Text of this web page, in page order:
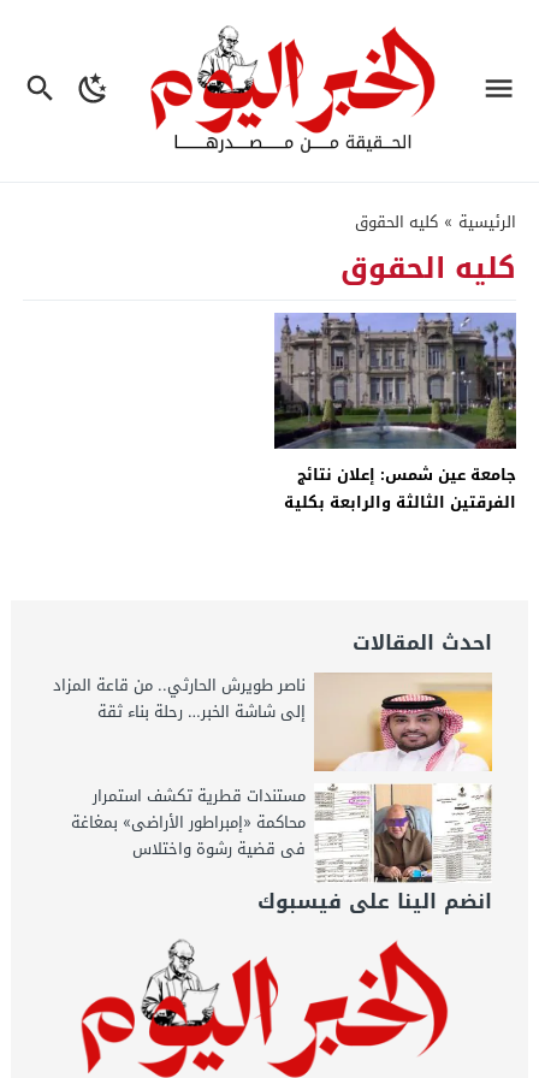
الرئيسية » كليه الحقوق
كليه الحقوق
جامعة عين شمس: إعلان نتائج
الفرقتين الثالثة والرابعة بكلية
احدث المقالات
ناصر طويرش الحارثي.. من قاعة المزاد
إلى شاشة الخبر… رحلة بناء ثقة
مستندات قطرية تكشف استمرار
محاكمة «إمبراطور الأراضى» بمغاغة
فى قضية رشوة واختلاس
انضم الينا على فيسبوك